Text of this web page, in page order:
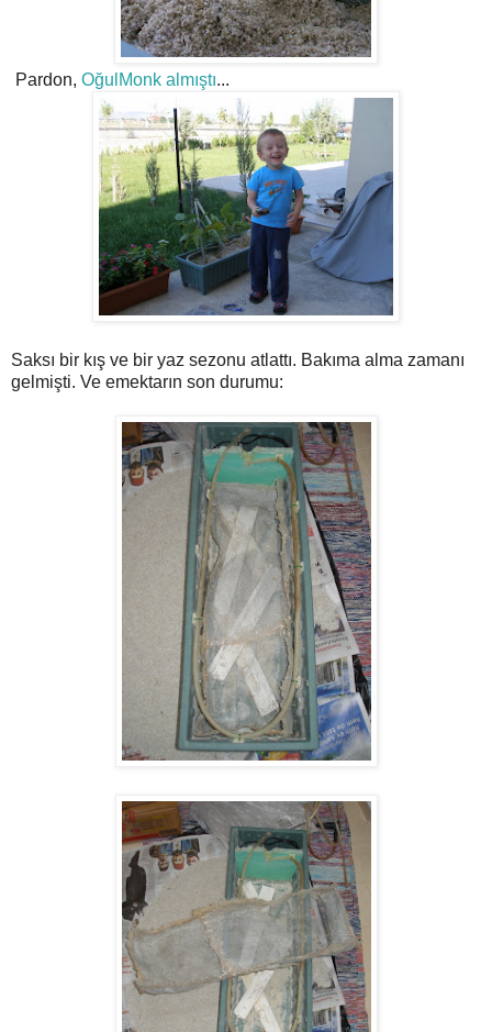
Pardon, OğulMonk almıştı...
Saksı bir kış ve bir yaz sezonu atlattı. Bakıma alma zamanı
gelmişti. Ve emektarın son durumu: